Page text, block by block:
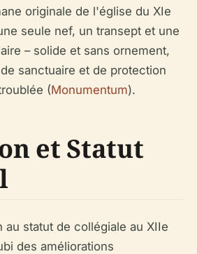
originale de l'église du XIe
seule nef, un transept et une
– solide et sans ornement,
sanctuaire et de protection
(Monumentum).
et Statut
au statut de collégiale au XIIe
des améliorations